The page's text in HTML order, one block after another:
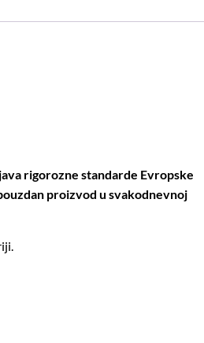
rigorozne standarde Evropske
proizvod u svakodnevnoj